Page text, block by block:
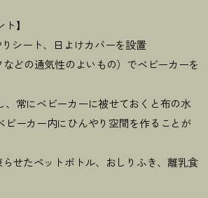
】
シート、日よけカバーを設置
どの通気性のよいもの）でベビーカーを
常にベビーカーに被せておくと布の水
ビーカー内にひんやり空間を作ることが
せたペットボトル、おしりふき、離乳食